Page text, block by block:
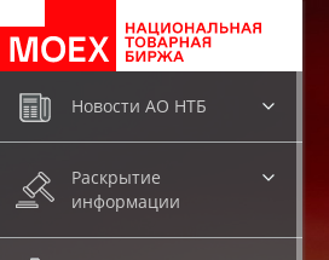
Новости АО НТБ
Раскрытие
информации